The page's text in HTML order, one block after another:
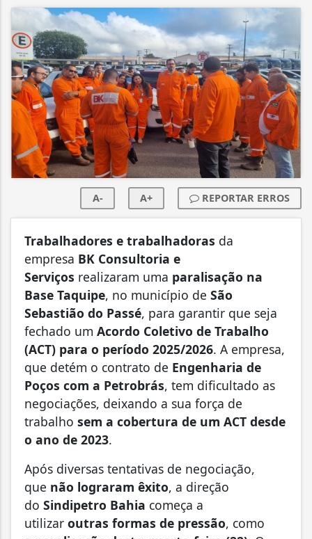
A- A+ REPORTAR ERROS
Trabalhadores e trabalhadoras da
empresa BK Consultoria e
Serviços realizaram uma paralisação na
Base Taquipe, no município de São
Sebastião do Passé, para garantir que seja
fechado um Acordo Coletivo de Trabalho
(ACT) para o período 2025/2026. A empresa,
que detém o contrato de Engenharia de
Poços com a Petrobrás, tem dificultado as
negociações, deixando a sua força de
trabalho sem a cobertura de um ACT desde
o ano de 2023.
Após diversas tentativas de negociação,
que não lograram êxito, a direção
do Sindipetro Bahia começa a
utilizar outras formas de pressão, como